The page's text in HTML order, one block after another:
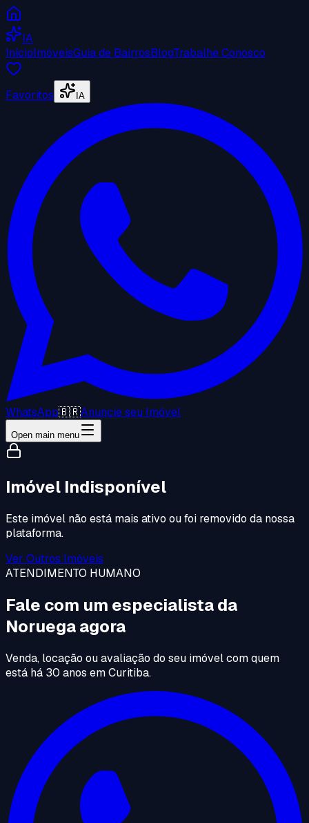
IA
InícioImóveisGuia de BairrosBlogTrabalhe Conosco
Favoritos IA
WhatsApp🇧🇷Anuncie seu Imóvel
Open main menu
Imóvel Indisponível
Este imóvel não está mais ativo ou foi removido da nossa
plataforma.
Ver Outros Imóveis
ATENDIMENTO HUMANO
Fale com um especialista da
Noruega agora
Venda, locação ou avaliação do seu imóvel com quem
está há 30 anos em Curitiba.